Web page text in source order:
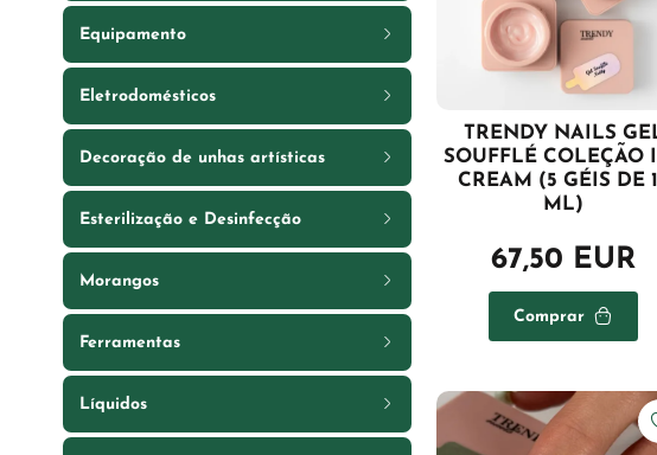
TRENDY NAILS
SOUFFLÉ COLEÇÃO
CREAM (5 GÉIS DE
ML)
67,50 EUR
Comprar
Equipamento
Eletrodomésticos
Decoração de unhas artísticas
Esterilização e Desinfecção
Morangos
Ferramentas
Líquidos